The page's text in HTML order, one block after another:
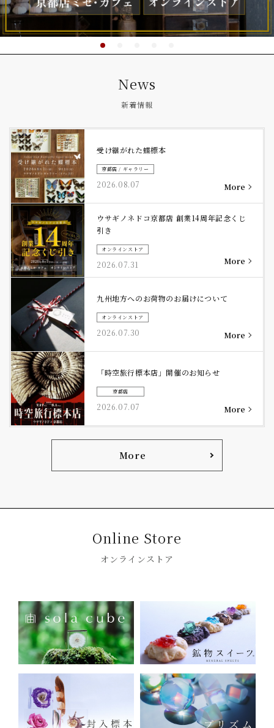
News
新着情報
受け継がれた蝶標本
京都店 / ギャラリー
2026.08.07
ウサギノネドコ京都店 創業14周年記念くじ
引き
オンラインストア
2026.07.31
九州地方へのお荷物のお届けについて
オンラインストア
2026.07.30
「時空旅行標本店」開催のお知らせ
京都店
2026.07.07
More
Online Store
オンラインストア